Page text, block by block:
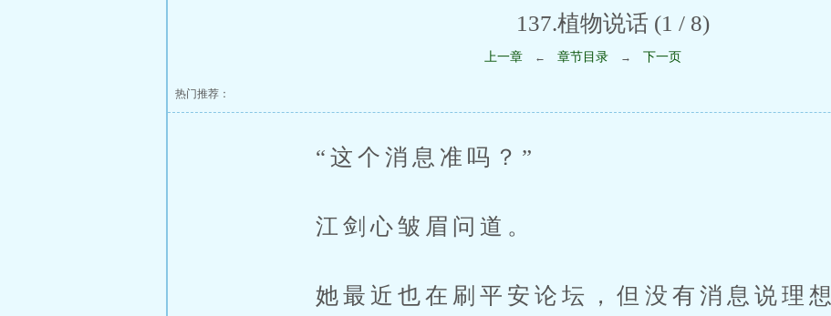
137.植物说话 (1 / 8)
上一章 ← 章节目录 → 下一页
热门推荐：
“这个消息准吗？”
江剑心皱眉问道。
她最近也在刷平安论坛，但没有消息说理想